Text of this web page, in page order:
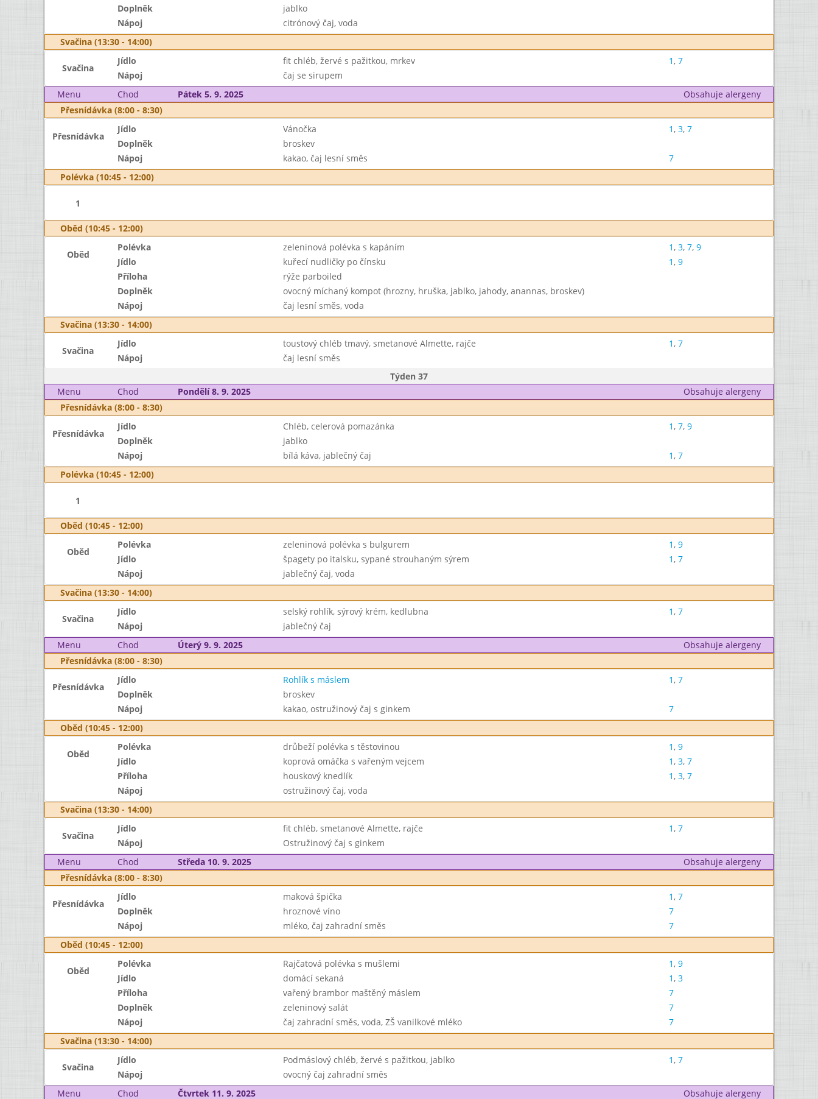
Doplněk
jablko
Nápoj
citrónový čaj, voda
Svačina (13:30 - 14:00)
Svačina
Jídlo fit chléb, žervé s pažitkou, mrkev 1, 7
Nápoj
čaj se sirupem
Menu
Chod Pátek 5. 9. 2025
Obsahuje alergeny
Přesnídávka (8:00 - 8:30)
Přesnídávka
Jídlo Vánočka 1, 3, 7
Doplněk
broskev
Nápoj
kakao, čaj lesní směs
7
Polévka (10:45 - 12:00)
1
Oběd (10:45 - 12:00)
Oběd
Polévka zeleninová polévka s kapáním 1, 3, 7, 9
Jídlo
kuřecí nudličky po čínsku 1, 9
Příloha
rýže parboiled
Doplněk
ovocný míchaný kompot (hrozny, hruška, jablko, jahody, anannas, broskev)
Nápoj
čaj lesní směs, voda
Svačina (13:30 - 14:00)
Svačina
Jídlo toustový chléb tmavý, smetanové Almette, rajče 1, 7
Nápoj
čaj lesní směs
Týden 37
Menu
Chod Pondělí 8. 9. 2025
Obsahuje alergeny
Přesnídávka (8:00 - 8:30)
Přesnídávka
Jídlo Chléb, celerová pomazánka 1, 7, 9
Doplněk
jablko
Nápoj
bílá káva, jablečný čaj 1, 7
Polévka (10:45 - 12:00)
1
Oběd (10:45 - 12:00)
Oběd
Polévka zeleninová polévka s bulgurem 1, 9
Jídlo
špagety po italsku, sypané strouhaným sýrem 1, 7
Nápoj
jablečný čaj, voda
Svačina (13:30 - 14:00)
Svačina
Jídlo selský rohlík, sýrový krém, kedlubna 1, 7
Nápoj
jablečný čaj
Menu
Chod Úterý 9. 9. 2025
Obsahuje alergeny
Přesnídávka (8:00 - 8:30)
Přesnídávka
Jídlo Rohlík s máslem 1, 7
Doplněk
broskev
Nápoj
kakao, ostružinový čaj s ginkem
7
Oběd (10:45 - 12:00)
Oběd
Polévka drůbeží polévka s těstovinou 1, 9
Jídlo
koprová omáčka s vařeným vejcem 1, 3, 7
Příloha
houskový knedlík 1, 3, 7
Nápoj
ostružinový čaj, voda
Svačina (13:30 - 14:00)
Svačina
Jídlo fit chléb, smetanové Almette, rajče 1, 7
Nápoj
Ostružinový čaj s ginkem
Menu
Chod Středa 10. 9. 2025
Obsahuje alergeny
Přesnídávka (8:00 - 8:30)
Přesnídávka
Jídlo maková špička 1, 7
Doplněk
hroznové víno
7
Nápoj
mléko, čaj zahradní směs
7
Oběd (10:45 - 12:00)
Oběd
Polévka Rajčatová polévka s mušlemi 1, 9
Jídlo
domácí sekaná 1, 3
Příloha
vařený brambor maštěný máslem
7
Doplněk
zeleninový salát
7
Nápoj
čaj zahradní směs, voda, ZŠ vanilkové mléko
7
Svačina (13:30 - 14:00)
Svačina
Jídlo Podmáslový chléb, žervé s pažitkou, jablko 1, 7
Nápoj
ovocný čaj zahradní směs
Menu
Chod Čtvrtek 11. 9. 2025 Obsahuje alergeny